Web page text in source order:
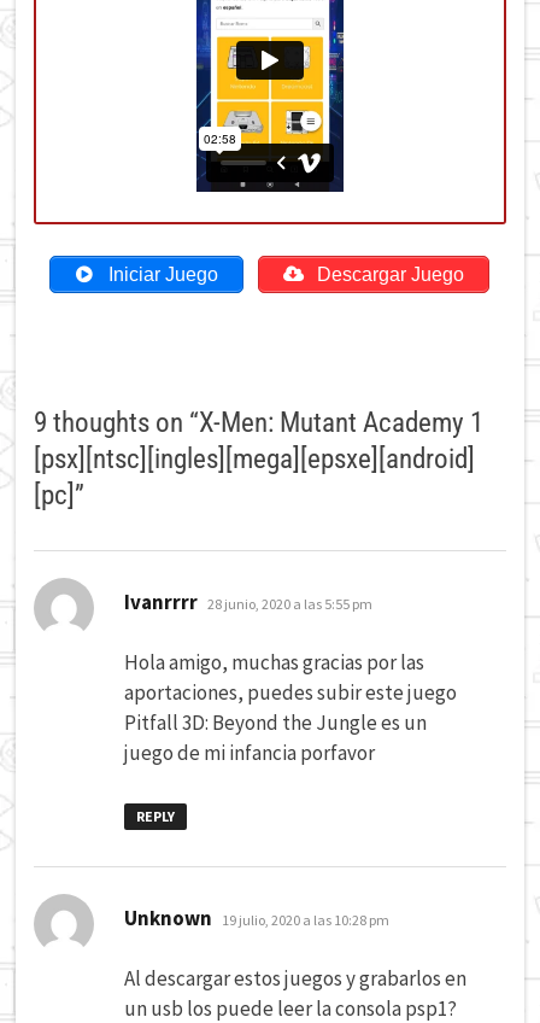
Iniciar Juego Descargar Juego
9 thoughts on “X-Men: Mutant Academy 1
[psx][ntsc][ingles][mega][epsxe][android]
[pc] ”
Ivanrrrr dice:
28 junio, 2020 a las 5:55 pm
Hola amigo, muchas gracias por las
aportaciones, puedes subir este juego
Pitfall 3D: Beyond the Jungle es un
juego de mi infancia porfavor
REPLY
Unknown dice:
19 julio, 2020 a las 10:28 pm
Al descargar estos juegos y grabarlos en
un usb los puede leer la consola psp1?